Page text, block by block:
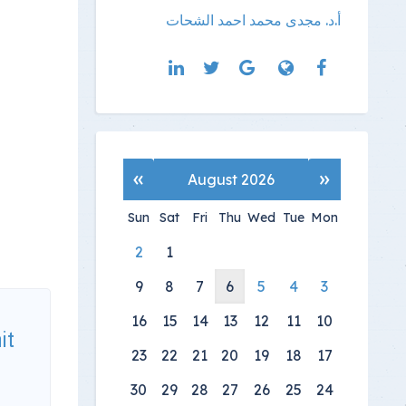
أ.د. مجدى محمد احمد الشحات
«
August 2026
»
Mon
Tue
Wed
Thu
Fri
Sat
Sun
1
2
3
4
5
6
7
8
9
10
11
12
13
14
15
16
17
18
19
20
21
22
23
24
25
26
27
28
29
30